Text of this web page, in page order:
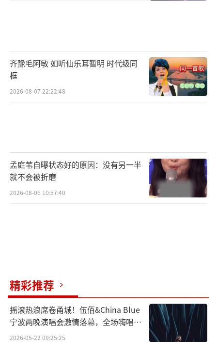
齐豫毛阿敏 如听仙乐耳暂明 时代级同
框
2026-08-07 22:22:48
孟庭苇自曝状态好的原因：没有另一半
就不会被折磨
2026-08-06 10:57:40
精彩推荐
摇滚热浪席卷甬城！伍佰&China Blue
宁波两晚演唱会激情落幕，全场嗨唱氛
围炸裂
2026-05-22 09:25:25